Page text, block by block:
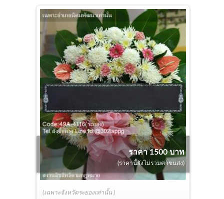
(เฉพาะจังหวัดระยองเท่านั้น )
ราคา 1500 บาท
(ราคานี้ยังไม่รวมค่าขนส่ง)